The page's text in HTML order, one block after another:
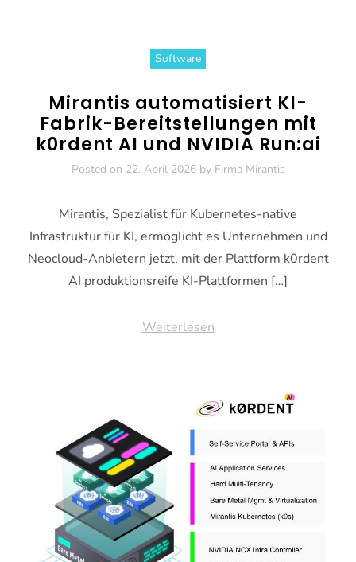
Software
Mirantis automatisiert KI-
Fabrik-Bereitstellungen mit
k0rdent AI und NVIDIA Run:ai
Posted on 22. April 2026by Firma Mirantis
Mirantis, Spezialist für Kubernetes-native
Infrastruktur für KI, ermöglicht es Unternehmen und
Neocloud-Anbietern jetzt, mit der Plattform k0rdent
AI produktionsreife KI-Plattformen […]
Weiterlesen